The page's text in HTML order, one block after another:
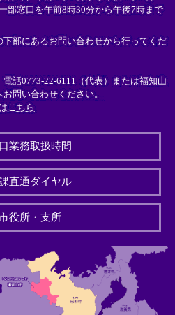
部窓口を午前8時30分から午後7時まで
部にあるお問い合わせから行ってくだ
話0773-22-6111（代表）または福知山
問い合わせください。
こちら
業務取扱時間
直通ダイヤル
役所・支所